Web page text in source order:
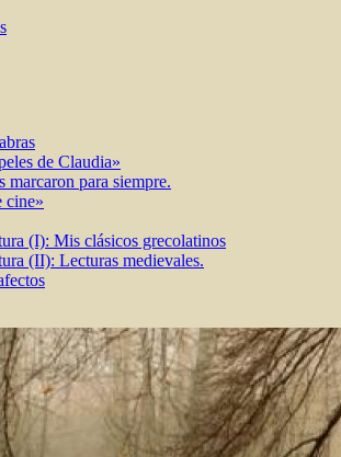
de Claudia»
marcaron para siempre.
cine»
(I): Mis clásicos grecolatinos
(II): Lecturas medievales.